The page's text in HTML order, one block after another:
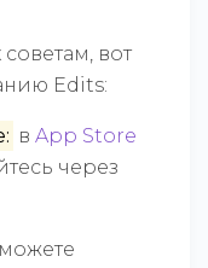
вот
Edits:
вApp Store
через